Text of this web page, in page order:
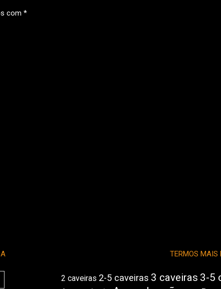
com *
TERMOS MAIS
2 caveiras 2-5 caveiras 3 caveiras 3-5